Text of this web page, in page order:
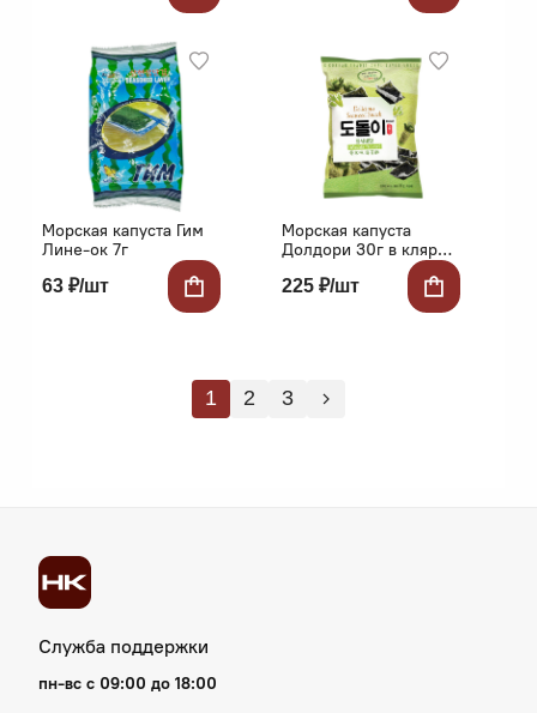
Морская капуста Гим
Лине-ок 7г
63 ₽/шт
Морская капуста
Долдори 30г в кляре
225 ₽/шт
1 2 3
Служба поддержки
пн‑вс с 09:00 до 18:00